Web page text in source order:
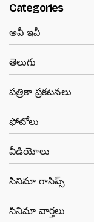
Categories
అవీ ఇవీ
తెలుగు
పత్రికా ప్రకటనలు
ఫోటోలు
వీడియోలు
సినిమా గాసిప్స్
సినిమా వార్తలు